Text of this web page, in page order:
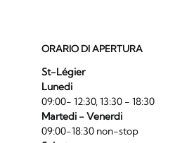
ORARIO DI APERTURA
St-Légier
Lunedi
09:00- 12:30, 13:30 - 18:30
Martedi - Venerdi
09:00-18:30 non-stop